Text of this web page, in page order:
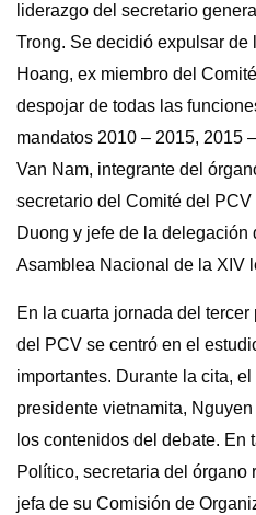
liderazgo del secretario
Trong. Se decidió expulsar
Hoang, ex miembro del
despojar de todas las
mandatos 2010 – 2015, 2015
Van Nam, integrante del
secretario del Comité del
Duong y jefe de la
Asamblea Nacional de la XIV
En la cuarta jornada del tercer
del PCV se centró en el
importantes. Durante la cita,
presidente vietnamita,
los contenidos del debate. En
Político, secretaria del órgano
jefa de su Comisión de